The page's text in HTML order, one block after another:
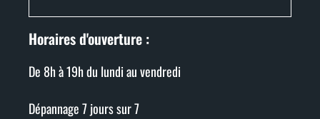
Horaires d'ouverture :
De 8h à 19h du lundi au vendredi
Dépannage 7 jours sur 7